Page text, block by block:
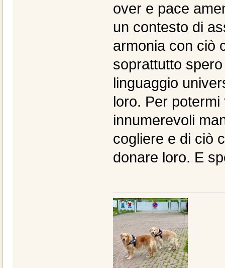
over e pace
un contesto di
armonia con ciò
soprattutto
linguaggio
loro. Per
innumerevoli
cogliere e di ciò
donare loro. E